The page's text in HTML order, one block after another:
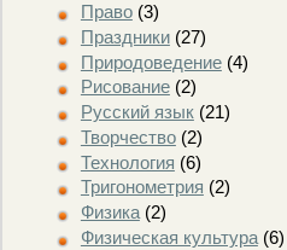
Право(3)
Праздники(27)
Природоведение(4)
Рисование(2)
Русский язык(21)
Творчество(2)
Технология (6)
Тригонометрия (2)
Физика(2)
Физическая культура(6)